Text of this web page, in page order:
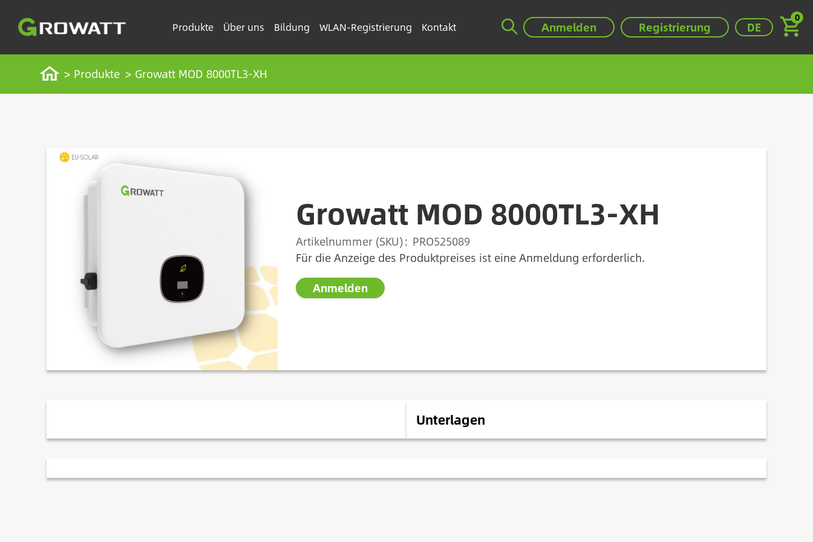
zum
Inhalt
Produkte Über uns Bildung WLAN-Registrierung Kontakt Anmelden Registrierung Wählen Sie
DE
0
Pfadnavigation
StartseiteProdukte Growatt MOD 8000TL3-XH
Growatt MOD 8000TL3-XH
Artikelnummer (SKU)
PRO525089
Für die Anzeige des Produktpreises ist eine Anmeldung erforderlich.
Anmelden
Unterlagen